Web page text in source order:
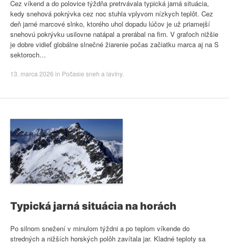
Cez víkend a do polovice týždňa pretrvávala typická jarná situácia,
kedy snehová pokrývka cez noc stuhla vplyvom nízkych teplôt. Cez
deň jarné marcové slnko, ktorého uhol dopadu lúčov je už priamejší
snehovú pokrývku usilovne natápal a prerábal na firn. V grafoch nižšie
je dobre vidieť globálne slnečné žiarenie počas začiatku marca aj na S
sektoroch…
13. marca 2026 in Počasie sneh a lavíny.
Typická jarná situácia na horách
Po silnom snežení v minulom týždni a po teplom víkende do
stredných a nižších horských polôh zavítala jar. Kladné teploty sa